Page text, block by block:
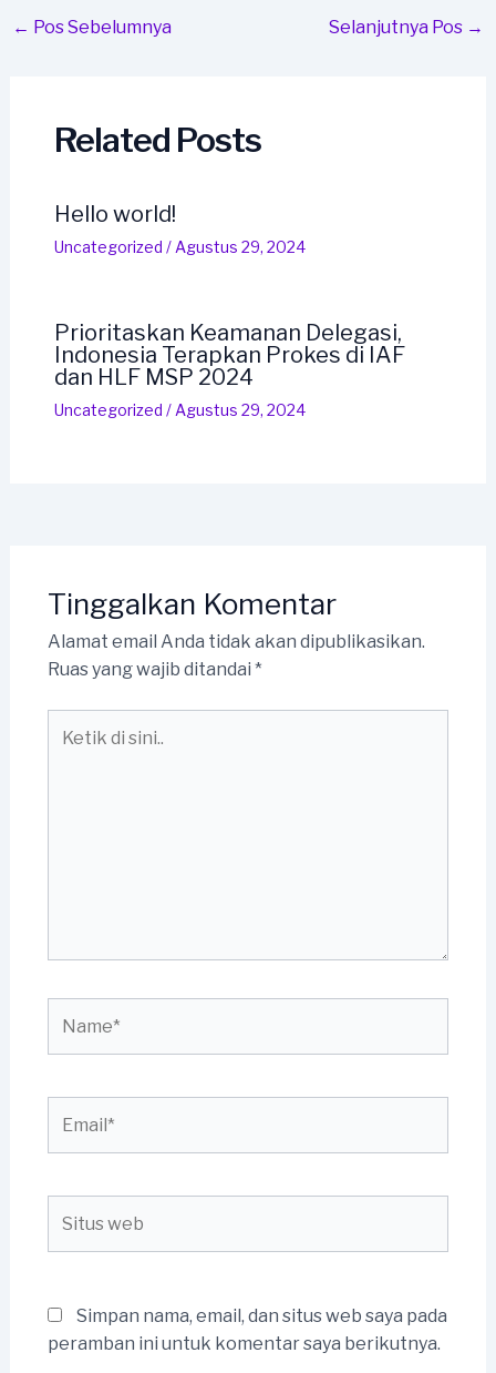
Post
← Pos Sebelumnya Selanjutnya Pos →
Related Posts
Hello world!
Uncategorized /Agustus 29, 2024
Prioritaskan Keamanan Delegasi,
Indonesia Terapkan Prokes di IAF
dan HLF MSP 2024
Uncategorized /Agustus 29, 2024
Tinggalkan Komentar
Alamat email Anda tidak akan dipublikasikan.
Ruas yang wajib ditandai *
web
Simpan nama, email, dan situs web saya pada
peramban ini untuk komentar saya berikutnya.